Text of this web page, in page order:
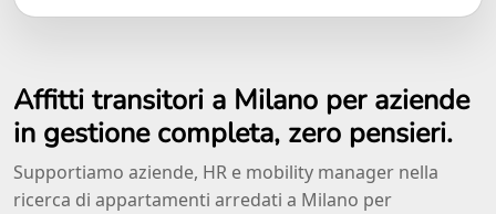
Affitti transitori a Milano per aziende
in gestione completa, zero pensieri.
Supportiamo aziende, HR e mobility manager nella
ricerca di appartamenti arredati a Milano per